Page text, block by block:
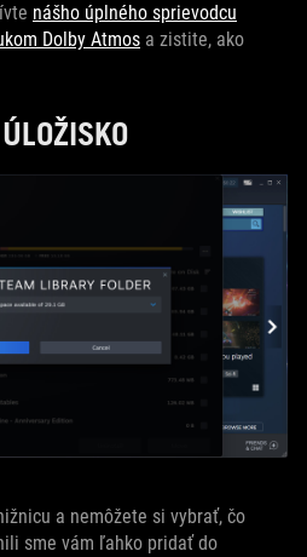
nášho úplného sprievodcu
Dolby Atmos a zistite, ako
a nemôžete si vybrať, čo
sme vám ľahko pridať do